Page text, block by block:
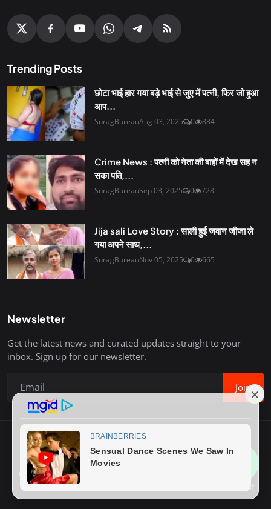
Trending Posts
छोटा भाई हार गया बड़े भाई से जुए में पत्नी, फिर जो हुआ
आप...
SuragBureauAug 03, 2025 0 884
Crime News : पत्नी को नेता की बाहों में देख सह न
सका पति,...
SuragBureauSep 03, 2025 0 728
Jija sali Love Story : साली हुई जवान जीजा ले
गया अपने साथ,...
SuragBureauNov 05, 2025 0 665
Newsletter
Get the latest news and curated updates straight to your
inbox. Sign up for our newsletter.
Join
Copyright © 2020-26 Surag Bureau. All Rights Reserved.
Contact
Terms & Conditions
Privacy Policy
How to Write Post